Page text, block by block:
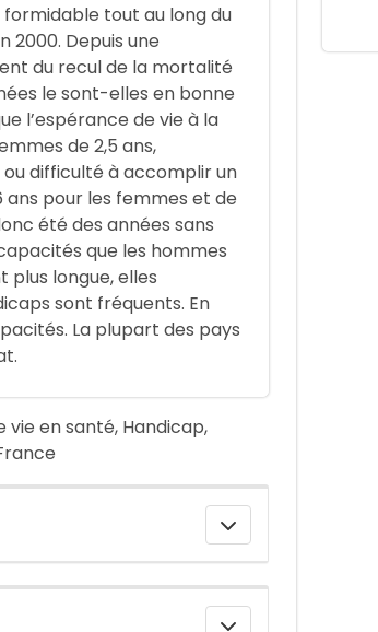
formidable tout au long du
2000. Depuis une
du recul de la mortalité
le sont-elles en bonne
l’espérance de vie à la
de 2,5 ans,
difficulté à accomplir un
pour les femmes et de
été des années sans
que les hommes
plus longue, elles
sont fréquents. En
La plupart des pays
vie en santé, Handicap,